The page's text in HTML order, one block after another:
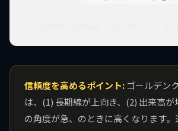
信頼度を高めるポイント: ゴールデン
は、(1) 長期線が上向き、(2) 出来高が
の角度が急、のときに高くなります。